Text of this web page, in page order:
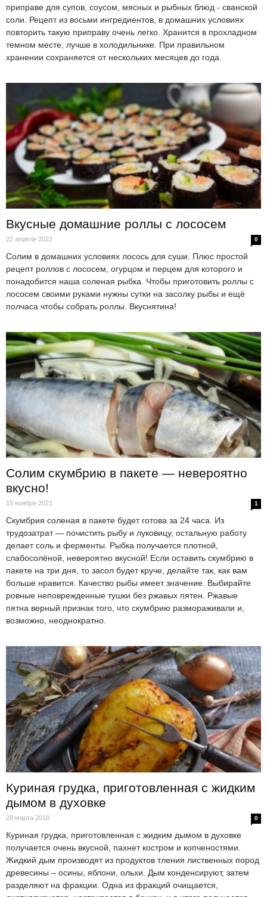
приправе для супов, соусом, мясных и рыбных блюд - сванской
соли. Рецепт из восьми ингредиентов, в домашних условиях
повторить такую приправу очень легко. Хранится в прохладном
темном месте, лучше в холодильнике. При правильном
хранении сохраняется от нескольких месяцев до года.
Вкусные домашние роллы с лососем
22 апреля 2022 0
Солим в домашних условиях лосось для суши. Плюс простой
рецепт роллов с лососем, огурцом и перцем для которого и
понадобится наша соленая рыбка. Чтобы приготовить роллы с
лососем своими руками нужны сутки на засолку рыбы и ещё
полчаса чтобы собрать роллы. Вкуснятина!
Солим скумбрию в пакете — невероятно
вкусно!
15 ноября 2021 1
Скумбрия соленая в пакете будет готова за 24 часа. Из
трудозатрат — почистить рыбу и луковицу, остальную работу
делает соль и ферменты. Рыбка получается плотной,
слабосолёной, невероятно вкусной! Если оставить скумбрию в
пакете на три дня, то засол будет круче, делайте так, как вам
больше нравится. Качество рыбы имеет значение. Выбирайте
ровные неповрежденные тушки без ржавых пятен. Ржавые
пятна верный признак того, что скумбрию размораживали и,
возможно, неоднократно.
Куриная грудка, приготовленная с жидким
дымом в духовке
28 марта 2018 0
Куриная грудка, приготовленная с жидким дымом в духовке
получается очень вкусной, пахнет костром и копченостями.
Жидкий дым производят из продуктов тления лиственных пород
древесины – осины, яблони, ольхи. Дым конденсируют, затем
разделяют на фракции. Одна из фракций очищается,